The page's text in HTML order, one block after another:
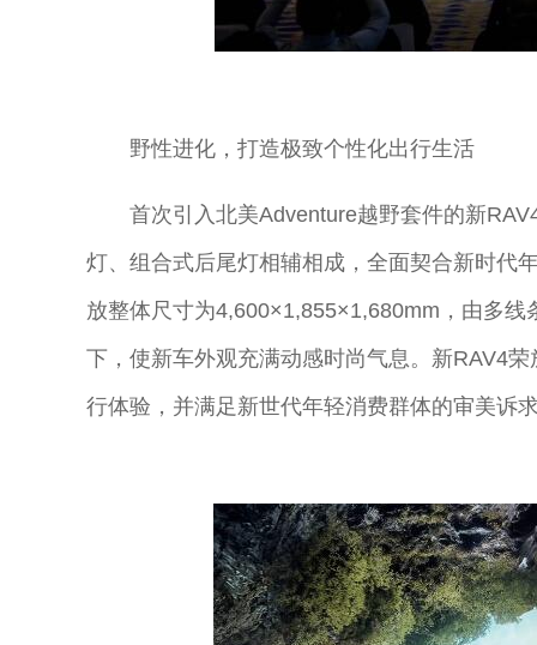
野性进化，打造极致个性化出行生活
首次引入北美Adventure越野套件的新
灯、组合式后尾灯相辅相成，全面契合新时代
放整体尺寸为4,600×1,855×1,680mm，由多
下，使新车外观充满动感时尚气息。新RAV4
行体验，并满足新世代年轻消费群体的审美诉